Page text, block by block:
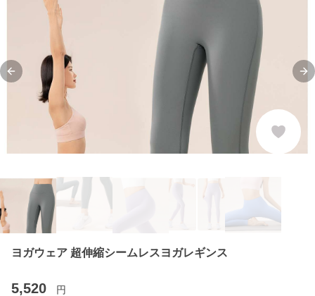
Previous slide
ヨガウェア 超伸縮シームレスヨガレギンス
5,520 円